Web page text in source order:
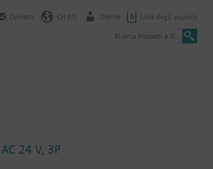
Contatti CH (IT) Utente 0 Lista degli acqusiti
24 V, 3P